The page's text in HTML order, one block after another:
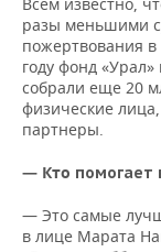
разы меньшими
пожертвования
году фонд
собрали еще 20
физические
партнеры.
— Кто помогает
— Это самые
в лице Марата